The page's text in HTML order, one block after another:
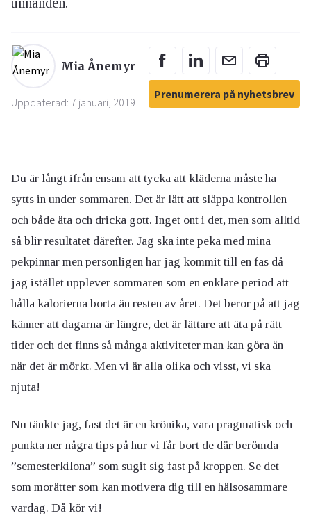
Mia Ånemyr
Uppdaterad: 7 januari, 2019
Prenumerera på nyhetsbrev
Du är långt ifrån ensam att tycka att kläderna måste ha
sytts in under sommaren. Det är lätt att släppa kontrollen
och både äta och dricka gott. Inget ont i det, men som alltid
så blir resultatet därefter. Jag ska inte peka med mina
pekpinnar men personligen har jag kommit till en fas då
jag istället upplever sommaren som en enklare period att
hålla kalorierna borta än resten av året. Det beror på att jag
känner att dagarna är längre, det är lättare att äta på rätt
tider och det finns så många aktiviteter man kan göra än
när det är mörkt. Men vi är alla olika och visst, vi ska
njuta!
Nu tänkte jag, fast det är en krönika, vara pragmatisk och
punkta ner några tips på hur vi får bort de där berömda
”semesterkilona” som sugit sig fast på kroppen. Se det
som morätter som kan motivera dig till en hälsosammare
vardag. Då kör vi!